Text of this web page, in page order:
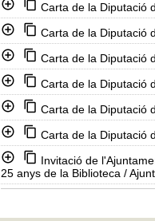
Carta de la Diputació
Carta de la Diputació
Carta de la Diputació
Carta de la Diputació
Carta de la Diputació
Carta de la Diputació
Invitació de
25 anys de la Biblioteca /